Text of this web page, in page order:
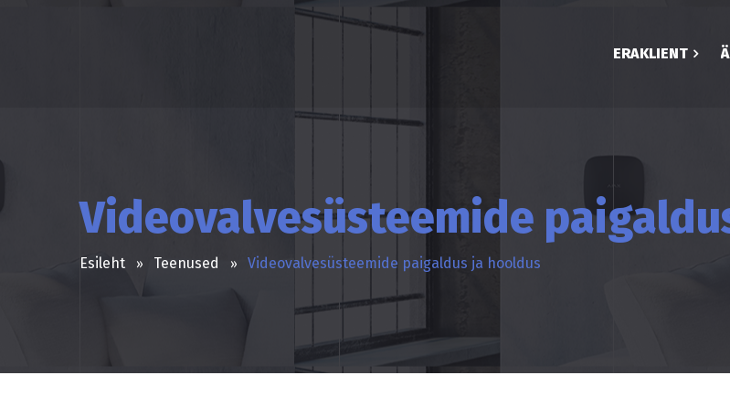
ERAKLIENT
Videovalvesüsteemide
Esileht Teenused Videovalvesüsteemide paigaldus ja hooldus